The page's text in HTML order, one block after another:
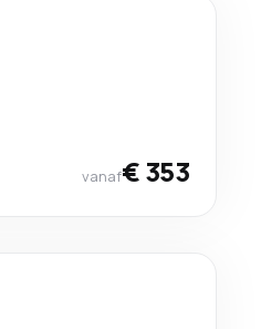
vanaf€ 353